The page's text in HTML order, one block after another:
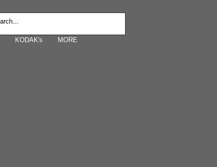
KODAK's MORE